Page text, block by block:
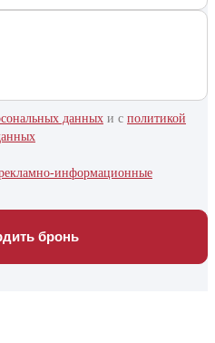
данных и c политикой
информационные
бронь